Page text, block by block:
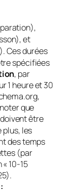
et
Ces durées
spécifiées
, par
1 heure et 30
que
doivent être
les
des temps
(par
10-15